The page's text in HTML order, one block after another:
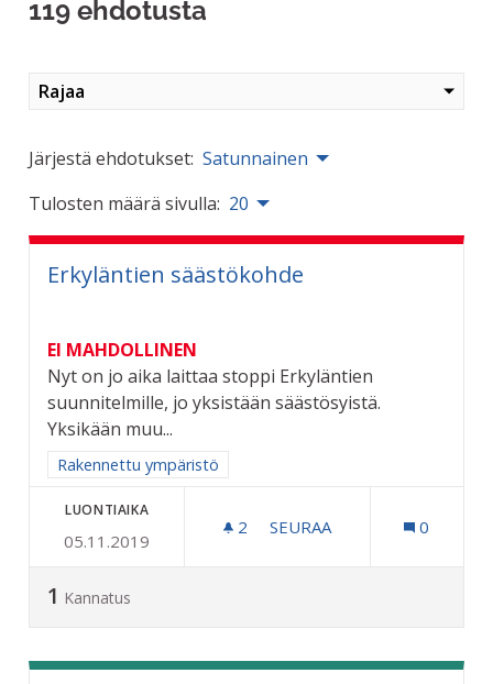
119 ehdotusta
Rajaa
Järjestä ehdotukset: Satunnainen
Tulosten määrä sivulla: 20
Erkyläntien säästökohde
EI MAHDOLLINEN
Nyt on jo aika laittaa stoppi Erkyläntien
suunnitelmille, jo yksistään säästösyistä.
Yksikään muu...
Rajaa tulokset aihepiirin mukaan: Rakennettu ympäristö
Rakennettu ympäristö
LUONTIAIKA
05.11.2019
2 2 SEURAAJAA
SEURAA 0
1 Kannatus